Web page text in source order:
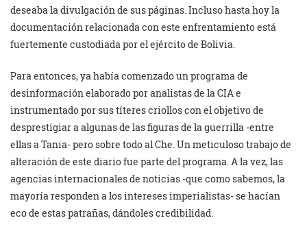
deseaba la divulgación de sus páginas. Incluso hasta hoy la
documentación relacionada con este enfrentamiento está
fuertemente custodiada por el ejército de Bolivia.
Para entonces, ya había comenzado un programa de
desinformación elaborado por analistas de la CIA e
instrumentado por sus títeres criollos con el objetivo de
desprestigiar a algunas de las figuras de la guerrilla -entre
ellas a Tania- pero sobre todo al Che. Un meticuloso trabajo de
alteración de este diario fue parte del programa. A la vez, las
agencias internacionales de noticias -que como sabemos, la
mayoría responden a los intereses imperialistas- se hacían
eco de estas patrañas, dándoles credibilidad.